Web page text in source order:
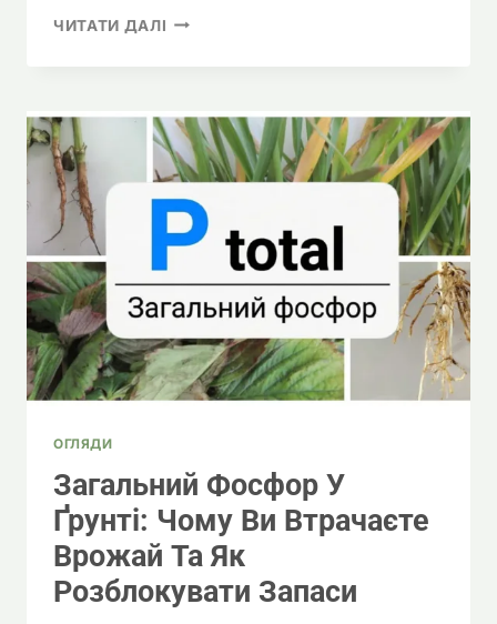
ЧИТАТИ ДАЛІ ІЛЮЗІЯ
ЧОМУ
СОНЯШНИК
НА
СУСІДНЬОМУ
ПОЛІ
РОСТЕ,
НА
ТВОЄМУ
ГИНЕ
ОГЛЯДИ
Загальний Фосфор У
Ґрунті: Чому Ви Втрачаєте
Врожай Та Як
Розблокувати Запаси